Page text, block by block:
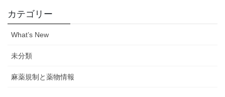
カテゴリー
What’s New
未分類
麻薬規制と薬物情報